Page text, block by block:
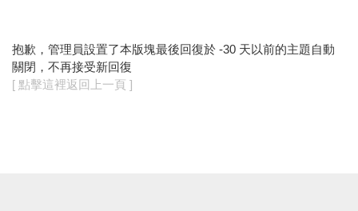
抱歉，管理員設置了本版塊最後回復於 -30 天以前的主題自動
關閉，不再接受新回復
[ 點擊這裡返回上一頁 ]